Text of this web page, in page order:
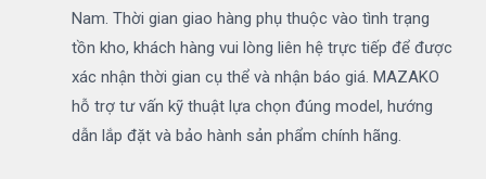
Nam. Thời gian giao hàng phụ thuộc vào tình trạng
tồn kho, khách hàng vui lòng liên hệ trực tiếp để được
xác nhận thời gian cụ thể và nhận báo giá. MAZAKO
hỗ trợ tư vấn kỹ thuật lựa chọn đúng model, hướng
dẫn lắp đặt và bảo hành sản phẩm chính hãng.